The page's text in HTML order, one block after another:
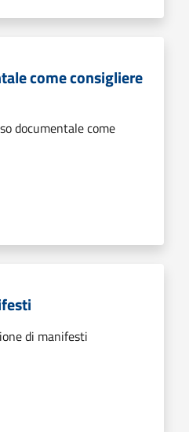
come consigliere
documentale come
di manifesti